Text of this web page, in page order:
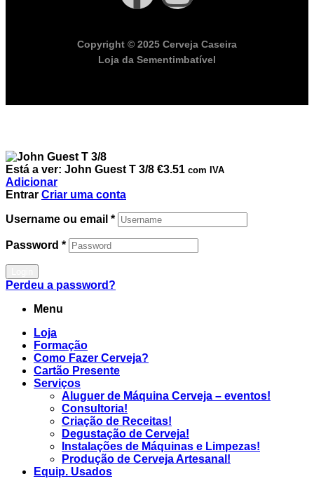
Copyright © 2025 Cerveja Caseira
Loja da Sementimbatível
Está a ver: John Guest T 3/8 €3.51 com IVA
Adicionar
Entrar Criar uma conta
Username ou email *
Password *
Perdeu a password?
Menu
Loja
Formação
Como Fazer Cerveja?
Cartão Presente
Serviços
Aluguer de Máquina Cerveja – eventos!
Consultoria!
Criação de Receitas!
Degustação de Cerveja!
Instalações de Máquinas e Limpezas!
Produção de Cerveja Artesanal!
Equip. Usados